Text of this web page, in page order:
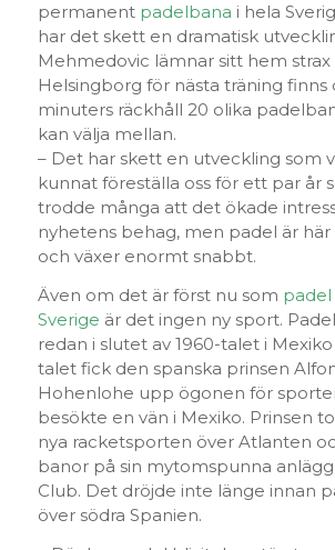
permanent padelbana i hela
har det skett en dramatisk
Mehmedovic lämnar sitt hem
Helsingborg för nästa träning finns
minuters räckhåll 20 olika
kan välja mellan.
– Det har skett en utveckling som
kunnat föreställa oss för ett par år
trodde många att det ökade
nyhetens behag, men padel är
och växer enormt snabbt.
Även om det är först nu som padel
Sverige är det ingen ny sport.
redan i slutet av 1960-talet i
talet fick den spanska prinsen
Hohenlohe upp ögonen för
besökte en vän i Mexiko. Prinsen
nya racketsporten över Atlanten
banor på sin mytomspunna
Club. Det dröjde inte länge innan
över södra Spanien.